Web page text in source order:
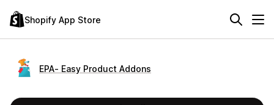
Shopify App Store
EPA‑ Easy Product Addons